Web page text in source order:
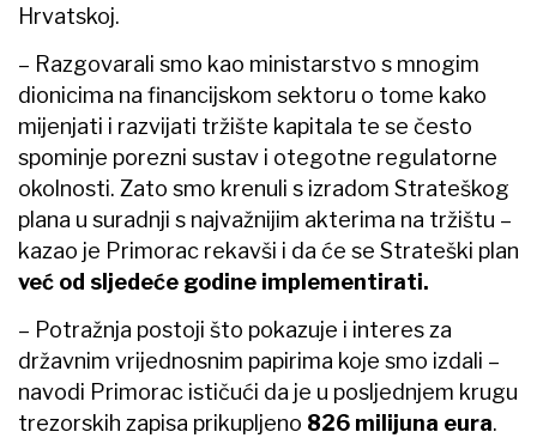
Hrvatskoj.
– Razgovarali smo kao ministarstvo s mnogim
dionicima na financijskom sektoru o tome kako
mijenjati i razvijati tržište kapitala te se često
spominje porezni sustav i otegotne regulatorne
okolnosti. Zato smo krenuli s izradom Strateškog
plana u suradnji s najvažnijim akterima na tržištu –
kazao je Primorac rekavši i da će se Strateški plan
već od sljedeće godine implementirati.
– Potražnja postoji što pokazuje i interes za
državnim vrijednosnim papirima koje smo izdali –
navodi Primorac ističući da je u posljednjem krugu
trezorskih zapisa prikupljeno 826 milijuna eura.